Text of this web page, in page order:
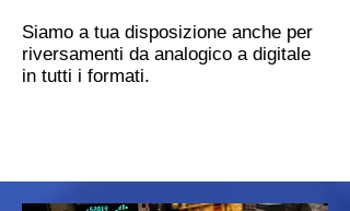
Siamo a tua disposizione anche per
riversamenti da analogico a digitale
in tutti i formati.